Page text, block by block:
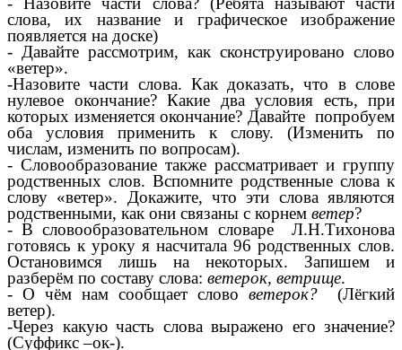
слова, их название и графическое изображение
появляется на доске)
- Давайте рассмотрим, как сконструировано слово
«ветер».
-Назовите части слова. Как доказать, что в слове
нулевое окончание? Какие два условия есть, при
которых изменяется окончание? Давайте попробуем
оба условия применить к слову. (Изменить по
числам, изменить по вопросам).
- Словообразование также рассматривает и группу
родственных слов. Вспомните родственные слова к
слову «ветер». Докажите, что эти слова являются
родственными, как они связаны с корнем ветер?
- В словообразовательном словаре Л.Н.Тихонова
готовясь к уроку я насчитала 96 родственных слов.
Остановимся лишь на некоторых. Запишем и
разберём по составу слова: ветерок, ветрище.
- О чём нам сообщает слово ветерок? (Лёгкий
ветер).
-Через какую часть слова выражено его значение?
(Суффикс –ок-).